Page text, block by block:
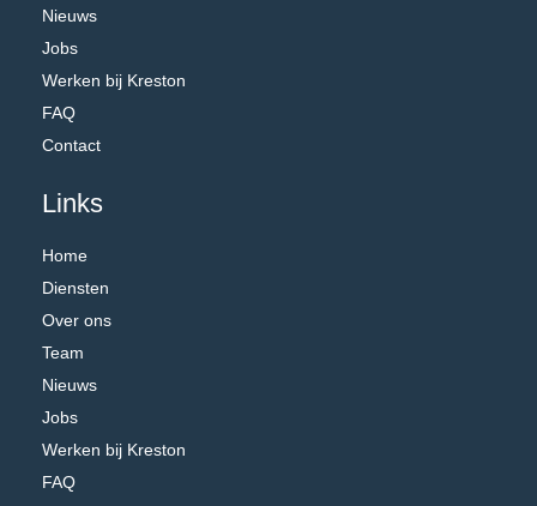
Nieuws
Jobs
Werken bij Kreston
FAQ
Contact
Links
Home
Diensten
Over ons
Team
Nieuws
Jobs
Werken bij Kreston
FAQ